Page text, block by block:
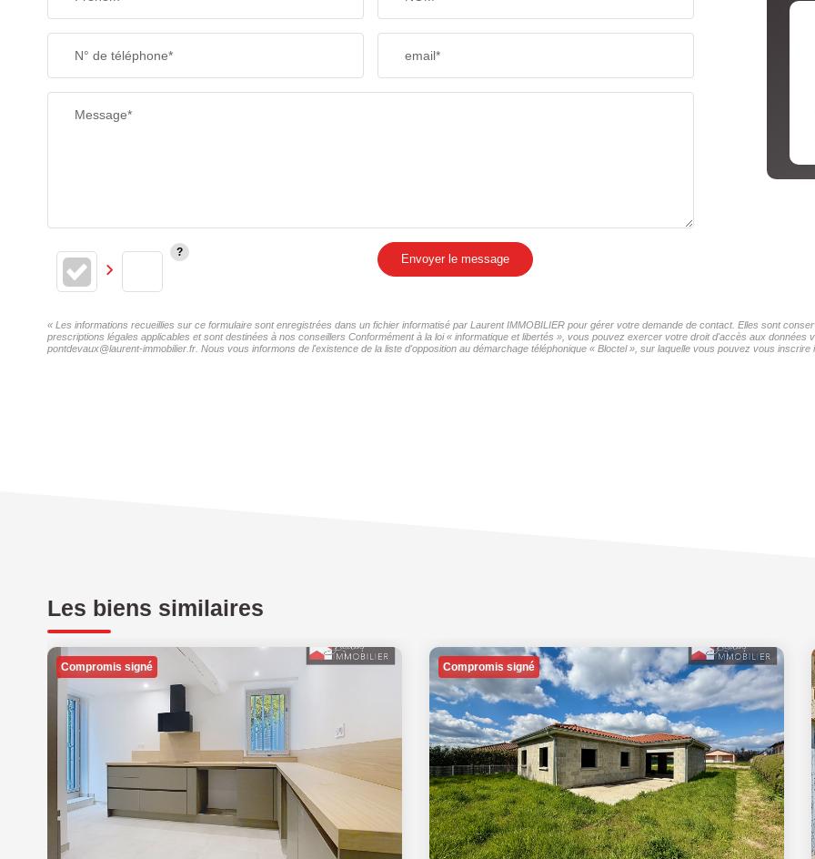
N° de téléphone* email*
Message*
Envoyer le message
« Les informations recueillies sur ce formulaire sont enregistrées dans un fichier informatisé par Laurent IMMOBILIER pour gérer votre demande de contact. Elles sont
prescriptions légales applicables et sont destinées à nos conseillers Conformément à la loi « informatique et libertés », vous pouvez exercer votre droit d'accès aux
pontdevaux@laurent-immobilier.fr. Nous vous informons de l'existence de la liste d'opposition au démarchage téléphonique « Bloctel », sur laquelle vous pouvez vous inscrire
Les biens similaires
Compromis signé Compromis signé